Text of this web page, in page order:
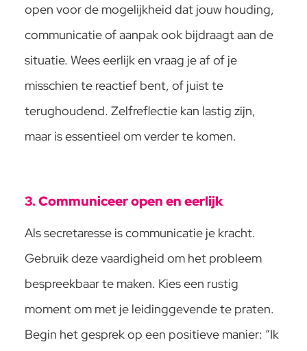
open voor de mogelijkheid dat jouw houding,
communicatie of aanpak ook bijdraagt aan de
situatie. Wees eerlijk en vraag je af of je
misschien te reactief bent, of juist te
terughoudend. Zelfreflectie kan lastig zijn,
maar is essentieel om verder te komen.
3. Communiceer open en eerlijk
Als secretaresse is communicatie je kracht.
Gebruik deze vaardigheid om het probleem
bespreekbaar te maken. Kies een rustig
moment om met je leidinggevende te praten.
Begin het gesprek op een positieve manier: “Ik